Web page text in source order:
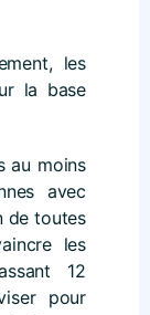
les
la base
au moins
avec
de toutes
les
12
pour